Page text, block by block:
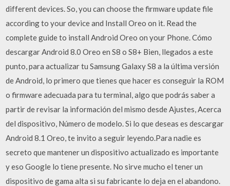
different devices. So, you can choose the firmware update file
according to your device and Install Oreo on it. Read the
complete guide to install Android Oreo on your Phone. Cómo
descargar Android 8.0 Oreo en S8 o S8+ Bien, llegados a este
punto, para actualizar tu Samsung Galaxy S8 a la última versión
de Android, lo primero que tienes que hacer es conseguir la ROM
o firmware adecuada para tu terminal, algo que podrás saber a
partir de revisar la información del mismo desde Ajustes, Acerca
del dispositivo, Número de modelo. Si lo que deseas es descargar
Android 8.1 Oreo, te invito a seguir leyendo.Para nadie es
secreto que mantener un dispositivo actualizado es importante
y eso Google lo tiene presente. No sirve mucho el tener un
dispositivo de gama alta si su fabricante lo deja en el abandono.